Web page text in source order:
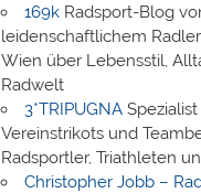
169kRadsport-Blog
leidenschaftlichem
Wien über Lebensstil,
Radwelt
3*TRIPUGNA
Vereinstrikots und
Radsportler, Triathleten
Christopher Jobb –